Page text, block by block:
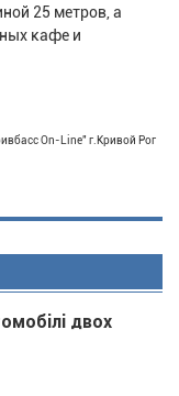
25 метров, а
кафе и
On-Line" г.Кривой Рог
двох